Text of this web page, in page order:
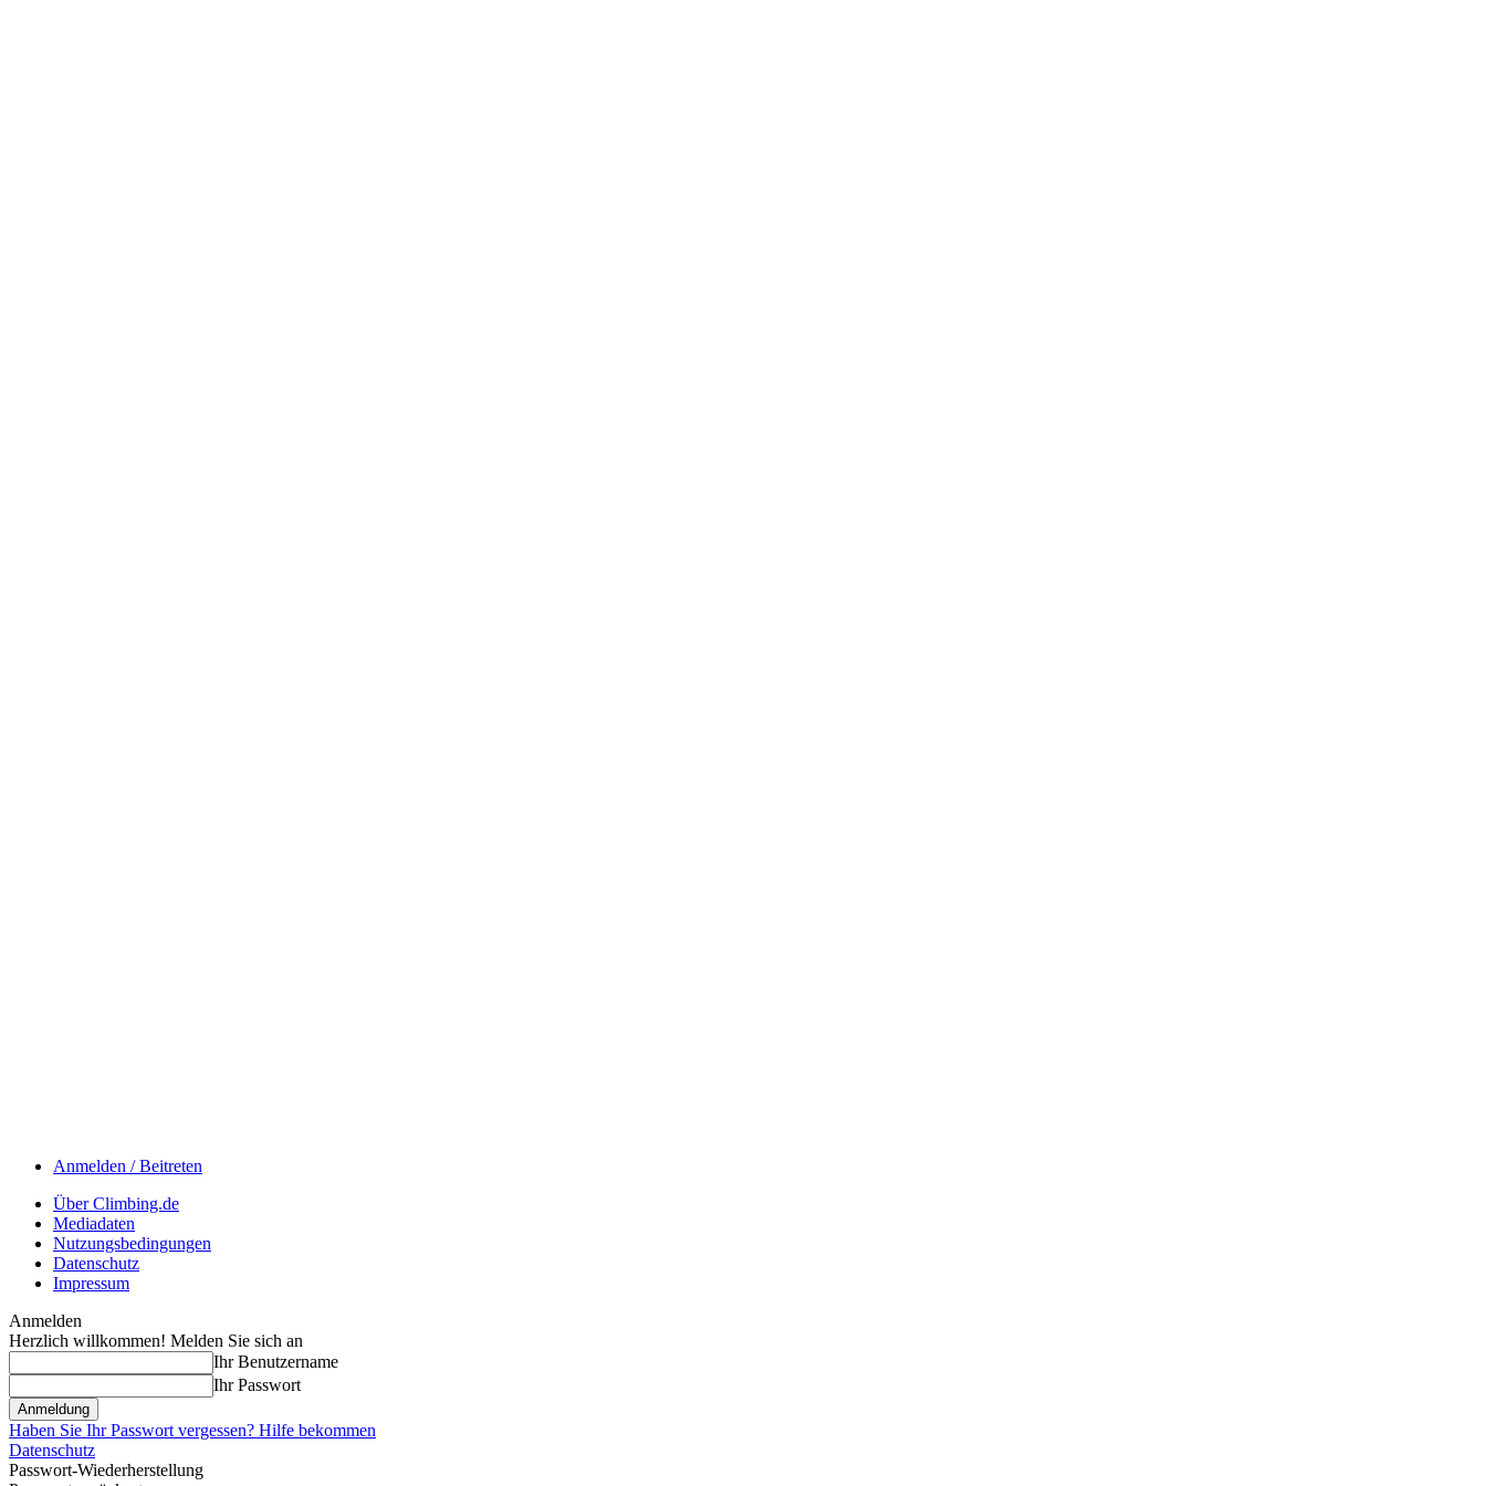
Anmelden / Beitreten
Über Climbing.de
Mediadaten
Nutzungsbedingungen
Datenschutz
Impressum
Anmelden
Herzlich willkommen! Melden Sie sich an
Ihr Benutzername
Ihr Passwort
Haben Sie Ihr Passwort vergessen? Hilfe bekommen
Datenschutz
Passwort-Wiederherstellung